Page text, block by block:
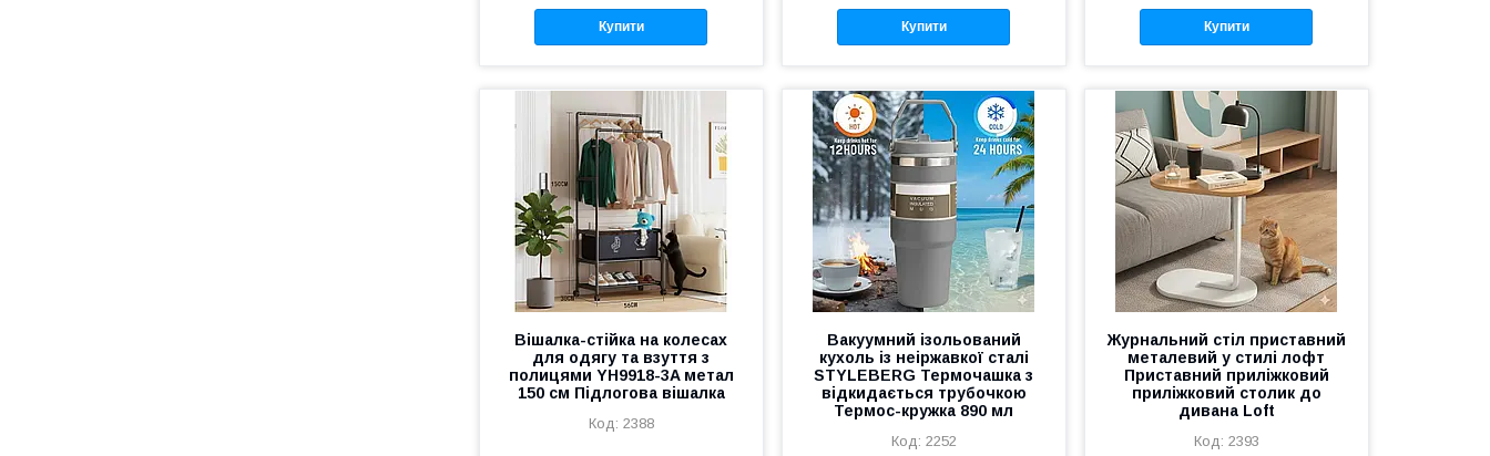
Купити Купити Купити
Вішалка-стійка на колесах
для одягу та взуття з
полицями YH9918-3A метал
150 см Підлогова вішалка
2388
Вакуумний ізольований
кухоль із неіржавкої сталі
STYLEBERG Термочашка з
відкидається трубочкою
Термос-кружка 890 мл
2252
Журнальний стіл приставний
металевий у стилі лофт
Приставний приліжковий
приліжковий столик до
дивана Loft
2393